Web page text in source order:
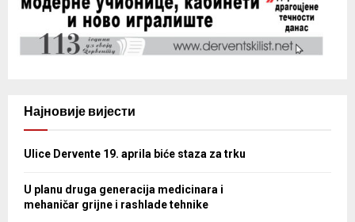
Најновије вијести
Ulice Dervente 19. aprila biće staza za trku
U planu druga generacija medicinara i
mehaničar grijne i rashlade tehnike